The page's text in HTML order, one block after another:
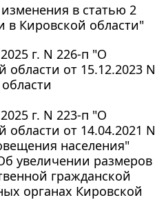
в статью 2
Кировской области"
г. N 226-п "О
от 15.12.2023 N
г. N 223-п "О
от 14.04.2021 N
населения"
увеличении размеров
гражданской
органах Кировской